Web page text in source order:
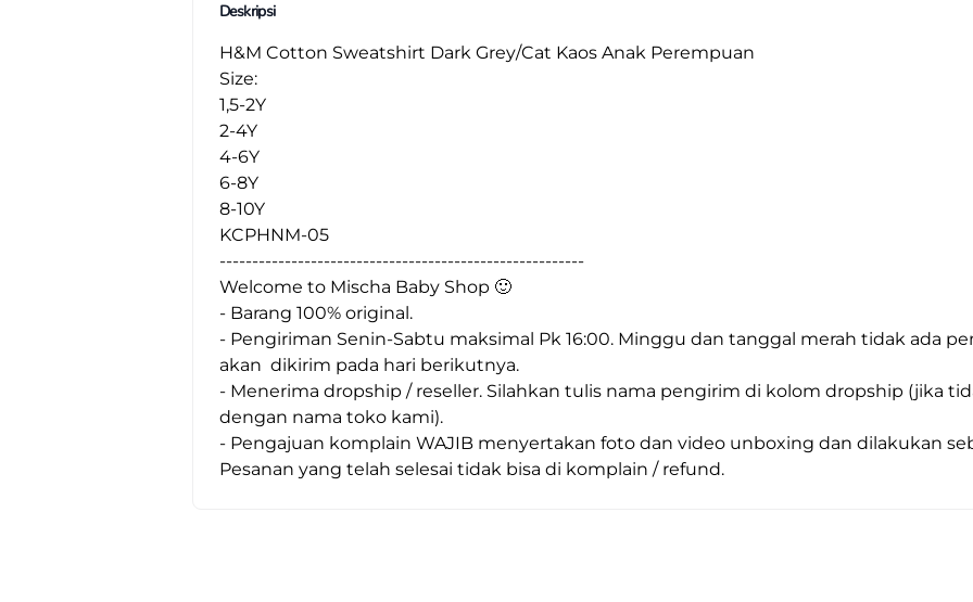
Deskripsi
H&M Cotton Sweatshirt Dark Grey/Cat Kaos Anak Perempuan
Size:
1,5-2Y
2-4Y
4-6Y
6-8Y
8-10Y
KCPHNM-05
--------------------------------------------------------
Welcome to Mischa Baby Shop 🙂
- Barang 100% original.
- Pengiriman Senin-Sabtu maksimal Pk 16:00. Minggu dan tanggal merah tidak ada
akan  dikirim pada hari berikutnya.
- Menerima dropship / reseller. Silahkan tulis nama pengirim di kolom dropship (jika
dengan nama toko kami).
- Pengajuan komplain WAJIB menyertakan foto dan video unboxing dan dilakukan
Pesanan yang telah selesai tidak bisa di komplain / refund.